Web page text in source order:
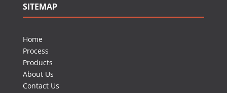
SITEMAP
Home
Process
Products
About Us
Contact Us